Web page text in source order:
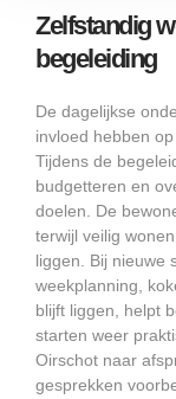
Zelfstandig
begeleiding
De dagelijkse
invloed hebben
Tijdens de
budgetteren en
doelen. De
terwijl veilig
liggen. Bij nieuwe
weekplanning,
blijft liggen, helpt
starten weer
Oirschot naar
gesprekken